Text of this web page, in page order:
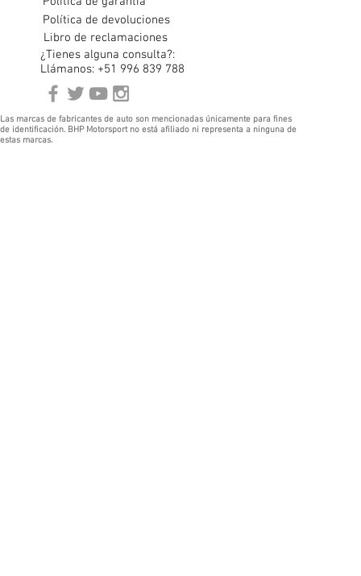
Política de devoluciones
Libro de reclamaciones
¿Tienes alguna consulta?:
Llámanos: +51 996 839 788
Las marcas de fabricantes de auto son mencionadas únicamente para fines
de identificación. BHP Motorsport no está afiliado ni representa a ninguna de
estas marcas.